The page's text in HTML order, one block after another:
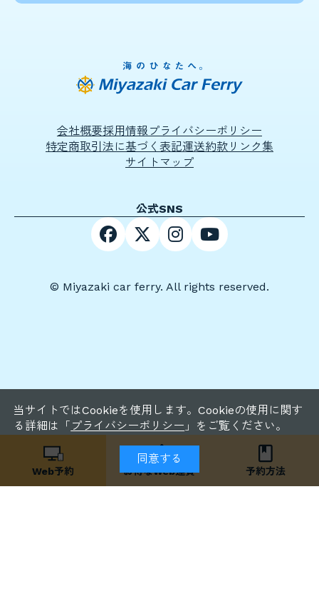
当サイトではCookieを使用します。Cookieの使用に関す
る詳細は「 プライバシーポリシー 」をご覧ください。
同意する
会社概要採用情報 プライバシーポリシー
特定商取引法に基づく表記運送約款リンク集
サイトマップ
公式SNS
© Miyazaki car ferry. All rights reserved.
Web予約 お得なWeb運賃 予約方法